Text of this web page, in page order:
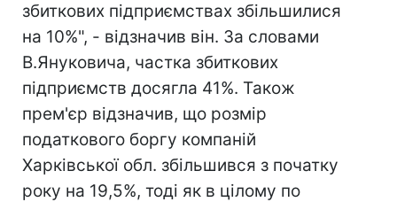
збиткових підприємствах збільшилися
на 10%", - відзначив він. За словами
В.Януковича, частка збиткових
підприємств досягла 41%. Також
прем'єр відзначив, що розмір
податкового боргу компаній
Харківської обл. збільшився з початку
року на 19,5%, тоді як в цілому по